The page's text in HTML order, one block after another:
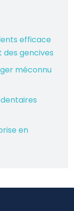
efficace
gencives
méconnu
en